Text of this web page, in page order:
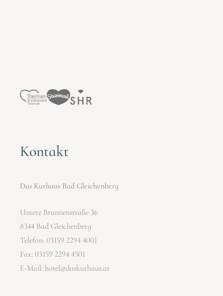
Kontakt
Das Kurhaus Bad Gleichenberg
Untere Brunnenstraße 36
8344 Bad Gleichenberg
Telefon: 03159 2294 4001
Fax: 03159 2294 4501
E-Mail:hotel@daskurhaus.at